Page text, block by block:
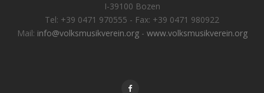
I-39100 Bozen
Tel: +39 0471 970555 - Fax: +39 0471 980922
Mail: info@volksmusikverein.org- www.volksmusikverein.org